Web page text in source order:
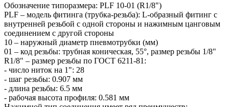
Обозначение типоразмера: PLF 10-01 (R1/8")
PLF – модель фитинга (трубка-резьба): L-образный фитинг с
внутренней резьбой с одной стороны и нажимным цанговым
соединением с другой стороны
10 – наружный диаметр пневмотрубки (мм)
01 – код резьбы: трубная коническая, 55°, размер резьбы 1/8"
R1/8" – размер резьбы по ГОСТ 6211-81:
- число ниток на 1": 28
- шаг резьбы: 0.907 мм
- длина резьбы: 6.5 мм
- рабочая высота профиля: 0.581 мм